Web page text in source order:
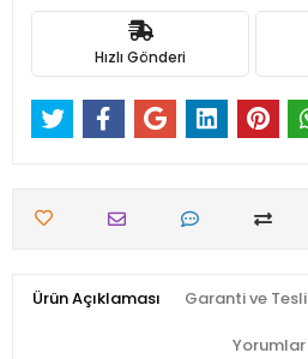
Hızlı Gönderi
Ürün Açıklaması Garanti ve
Yorumlar